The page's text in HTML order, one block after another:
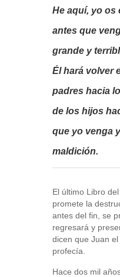
He aquí, yo os
antes que
grande y
Él hará volver
padres hacia
de los hijos
que yo venga
maldición.
El último Libro
promete la
antes del fin, se
regresará y
dicen que Juan
profecía.
Hace dos mil